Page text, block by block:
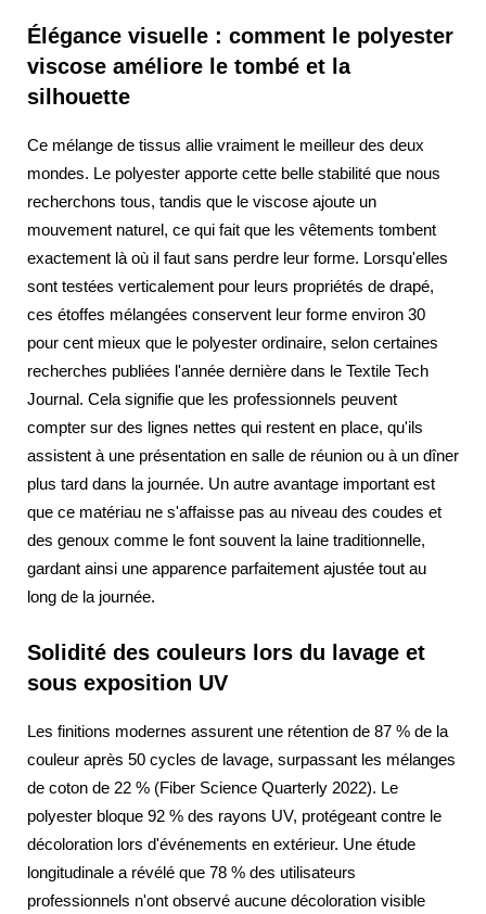
Élégance visuelle : comment le polyester
viscose améliore le tombé et la
silhouette
Ce mélange de tissus allie vraiment le meilleur des deux
mondes. Le polyester apporte cette belle stabilité que nous
recherchons tous, tandis que le viscose ajoute un
mouvement naturel, ce qui fait que les vêtements tombent
exactement là où il faut sans perdre leur forme. Lorsqu'elles
sont testées verticalement pour leurs propriétés de drapé,
ces étoffes mélangées conservent leur forme environ 30
pour cent mieux que le polyester ordinaire, selon certaines
recherches publiées l'année dernière dans le Textile Tech
Journal. Cela signifie que les professionnels peuvent
compter sur des lignes nettes qui restent en place, qu'ils
assistent à une présentation en salle de réunion ou à un dîner
plus tard dans la journée. Un autre avantage important est
que ce matériau ne s'affaisse pas au niveau des coudes et
des genoux comme le font souvent la laine traditionnelle,
gardant ainsi une apparence parfaitement ajustée tout au
long de la journée.
Solidité des couleurs lors du lavage et
sous exposition UV
Les finitions modernes assurent une rétention de 87 % de la
couleur après 50 cycles de lavage, surpassant les mélanges
de coton de 22 % (Fiber Science Quarterly 2022). Le
polyester bloque 92 % des rayons UV, protégeant contre le
décoloration lors d'événements en extérieur. Une étude
longitudinale a révélé que 78 % des utilisateurs
professionnels n'ont observé aucune décoloration visible